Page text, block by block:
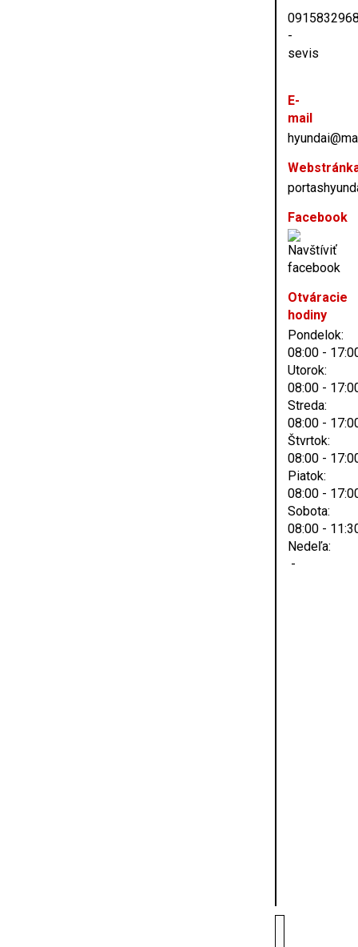
-
sevis
E-
mail
Facebook
Otváracie
hodiny
Pondelok:
08:00 -
Utorok:
08:00 -
Streda:
08:00 -
Štvrtok:
08:00 -
Piatok:
08:00 -
Sobota:
08:00 -
Nedeľa:
-